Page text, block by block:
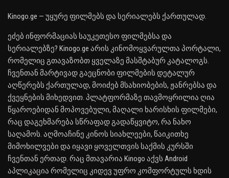
Kinogo.ge — უყურე ფილმებს და სერიალებს ქართულად.
ეძებ ინფორმაციას საუკეთესო ფილმებსა და
სერიალებზე? Kinogo.ge არის კინომოყვარულთა პორტალი,
რომელიც გთავაზობთ ყველაზე მასშტაბურ კატალოგს.
ჩვენთან მარტივად გაეცნობი ფილმების დეტალურ
აღწერებს ქართულად, მოიძებ მსახიობების, ჟანრებსა და
ქვეყნების მიხედვით. პლატფორმაზე თავმოყრილია ღია
წყაროებიდან მოპოვებული, მაღალი ხარისხის ფილმები,
რაც დაგეხმარება სწრაფად გადაწყვიტო, რა ნახო
საღამოს. აღმოაჩინე კინოს სიახლეები, წაიკითხე
მიმოხილვები და იყავი ყოველთვის საქმის კურსში
ჩვენთან ერთად. რაც მთავარია Kinogo აქვს Android
აპლიკაცია რომელიც კიდევ უფრო კომფორტულს ხდის